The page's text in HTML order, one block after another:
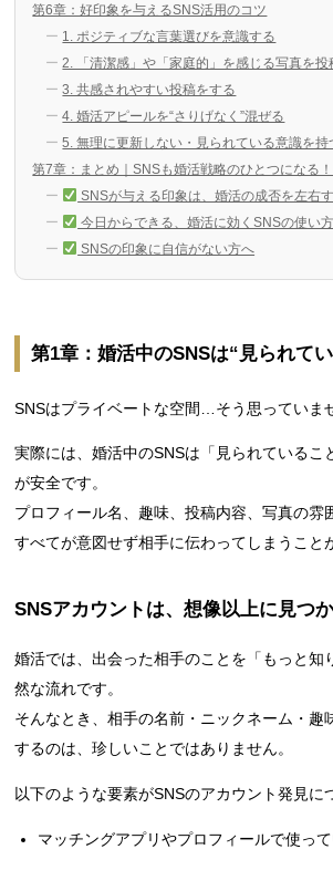
第6章：好印象を与えるSNS活用のコツ
1. ポジティブな言葉選びを意識する
2. 「清潔感」や「家庭的」を感じる写真を投
3. 共感されやすい投稿をする
4. 婚活アピールを“さりげなく”混ぜる
5. 無理に更新しない・見られている意識を持
第7章：まとめ｜SNSも婚活戦略のひとつになる！
SNSが与える印象は、婚活の成否を左右
今日からできる、婚活に効くSNSの使い方
SNSの印象に自信がない方へ
第1章：婚活中のSNSは“見られて
SNSはプライベートな空間…そう思っていま
実際には、婚活中のSNSは「見られているこ
が安全です。
プロフィール名、趣味、投稿内容、写真の
すべてが意図せず相手に伝わってしまうこと
SNSアカウントは、想像以上に見つ
婚活では、出会った相手のことを「もっと知
然な流れです。
そんなとき、相手の名前・ニックネーム・趣
するのは、珍しいことではありません。
以下のような要素がSNSのアカウント発見に
マッチングアプリやプロフィールで使っ